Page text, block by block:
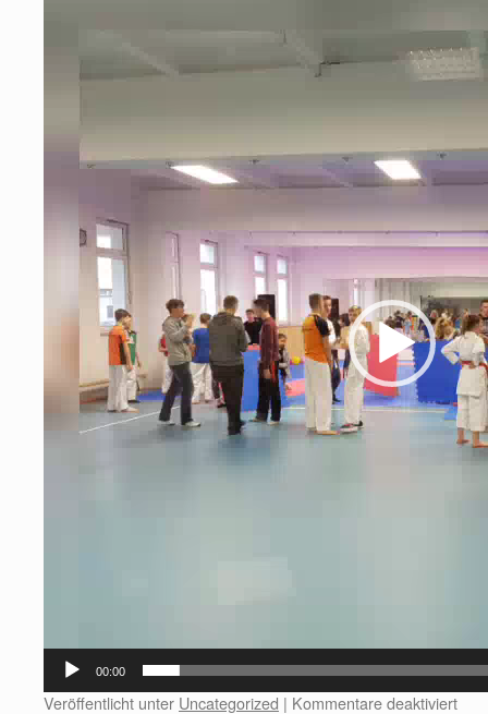
00:00
Veröffentlicht unter Uncategorized | Kommentare deaktiviert